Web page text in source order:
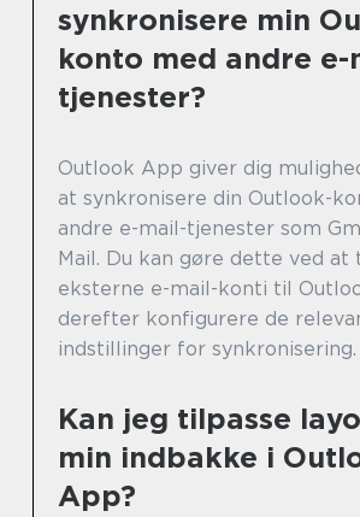
synkronisere min
konto med andre e-
tjenester?
Outlook App giver dig
at synkronisere din Outlook-
andre e-mail-tjenester som
Mail. Du kan gøre dette ved at
eksterne e-mail-konti til
derefter konfigurere de
indstillinger for synkronisering.
Kan jeg tilpasse
min indbakke i
App?